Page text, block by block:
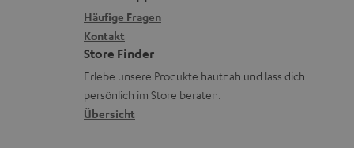
n
G
a
r
a
n
e
R
ü
c
k
x
i
k
o
n
k
t
d
a
t
Häufige Fragen
Kontakt
Store Finder
Erlebe unsere Produkte hautnah und lass dich
persönlich im Store beraten.
Übersicht